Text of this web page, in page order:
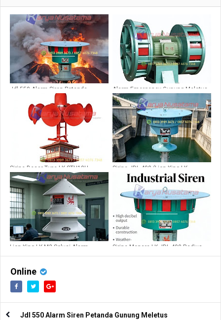
Jdl 550 Alarm Siren Petanda
Gunung Meletus
Alarm Emergency Gunung Meletus
JDW 400
Sirine Besar Type LK STH10H
Radius 4km
Sirine JDL 400 (Lion King LK-
JDL400)
Lion King LK-M2 Solusi Alarm
Sirine Menara LK JDL 400 Radius
Online
Jdl 550 Alarm Siren Petanda Gunung Meletus